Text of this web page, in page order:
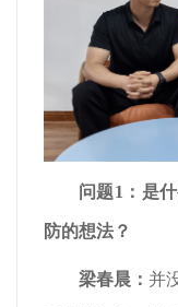
问题1：是
防的想法？
梁春晨 ： 并